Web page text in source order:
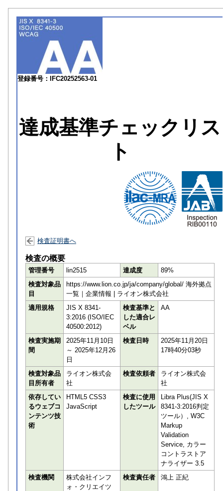
登録番号：IFC20252563-01
達成基準チェックリス
ト
検査証明書へ
検査の概要
管理番号 lin2515 達成度
89%
検査対象品
目
https://www.lion.co.jp/ja/company/global/ 海外拠点
一覧｜企業情報 | ライオン株式会社
適用規格
JIS X 8341-
3:2016 (ISO/IEC
40500:2012)
検査基準と
した適合レ
ベル
AA
検査実施期
間
2025年11月10日
～ 2025年12月26
日
検査日時
2025年11月20日
17時40分03秒
検査対象品
目所有者
ライオン株式会
社
検査依頼者
ライオン株式会
社
依存してい
るウェブコ
ンテンツ技
術
HTML5 CSS3
JavaScript
検査に使用
したツール
Libra Plus(JIS X
8341-3:2016判定
ツール）, W3C
Markup
Validation
Service, カラー
コントラストア
ナライザー 3.5
検査機関
株式会社インフ
ォ・クリエイツ
検査責任者 鴻上 正紀